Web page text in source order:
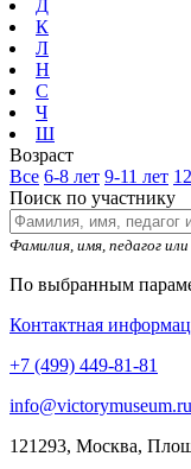
Д
К
Л
Н
С
Ч
Ш
Возраст
Все 6-8 лет 9-11 лет
Поиск по участнику
Фамилия, имя, педагог или
По выбранным
Контактная
+7 (499) 449-81-81
info@victorymuseum.ru
121293, Москва,